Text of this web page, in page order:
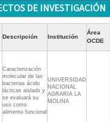
DE INVESTIGACIÓN
Descripción Institución
Área
OCDE
Caracterización
molecular de las
bacterias ácido
lácticas aislads y
se evaluará su
uso como
alimento funcional
UNIVERSIDAD
NACIONAL
AGRARIA LA
MOLINA